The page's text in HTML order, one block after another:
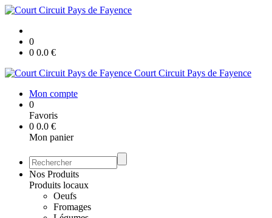
0
0 0.0 €
Court Circuit Pays de Fayence
Mon compte
0
Favoris
0 0.0 €
Mon panier
Nos Produits
Produits locaux
Oeufs
Fromages